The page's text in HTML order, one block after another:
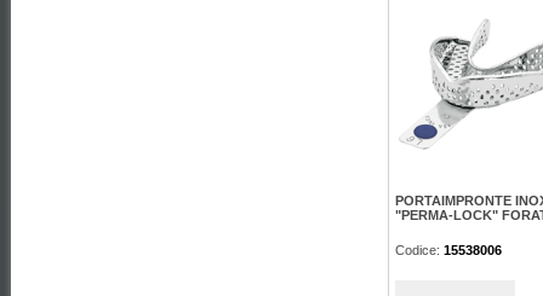
PORTAIMPRONTE
"PERMA-LOCK"
Codice: 15538006